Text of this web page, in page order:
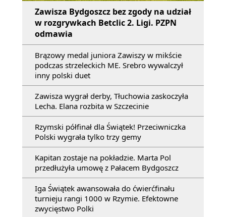
Zawisza Bydgoszcz bez zgody na udział
w rozgrywkach Betclic 2. Ligi. PZPN
odmawia
Brązowy medal juniora Zawiszy w mikście
podczas strzeleckich ME. Srebro wywalczył
inny polski duet
Zawisza wygrał derby, Tłuchowia zaskoczyła
Lecha. Elana rozbita w Szczecinie
Rzymski półfinał dla Świątek! Przeciwniczka
Polski wygrała tylko trzy gemy
Kapitan zostaje na pokładzie. Marta Pol
przedłużyła umowę z Pałacem Bydgoszcz
Iga Świątek awansowała do ćwierćfinału
turnieju rangi 1000 w Rzymie. Efektowne
zwycięstwo Polki